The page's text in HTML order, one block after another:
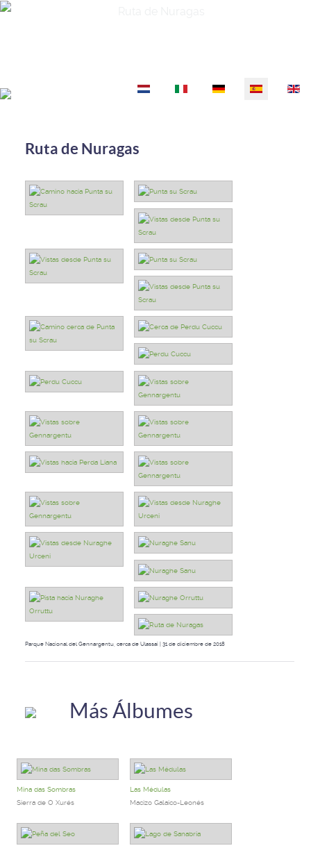
Seleccione su idioma
Ruta de Nuragas
Parque Nacional del Gennargentu, cerca de Ulassai | 31 de diciembre de 2018
Más Álbumes
Mina das Sombras
Sierra de O Xurés
Las Médulas
Macizo Galaico-Leonés